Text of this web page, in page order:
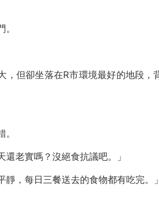
但卻坐落在R市環境最好的地段，
老實嗎？沒絕食抗議吧。」
，每日三餐送去的食物都有吃完。」